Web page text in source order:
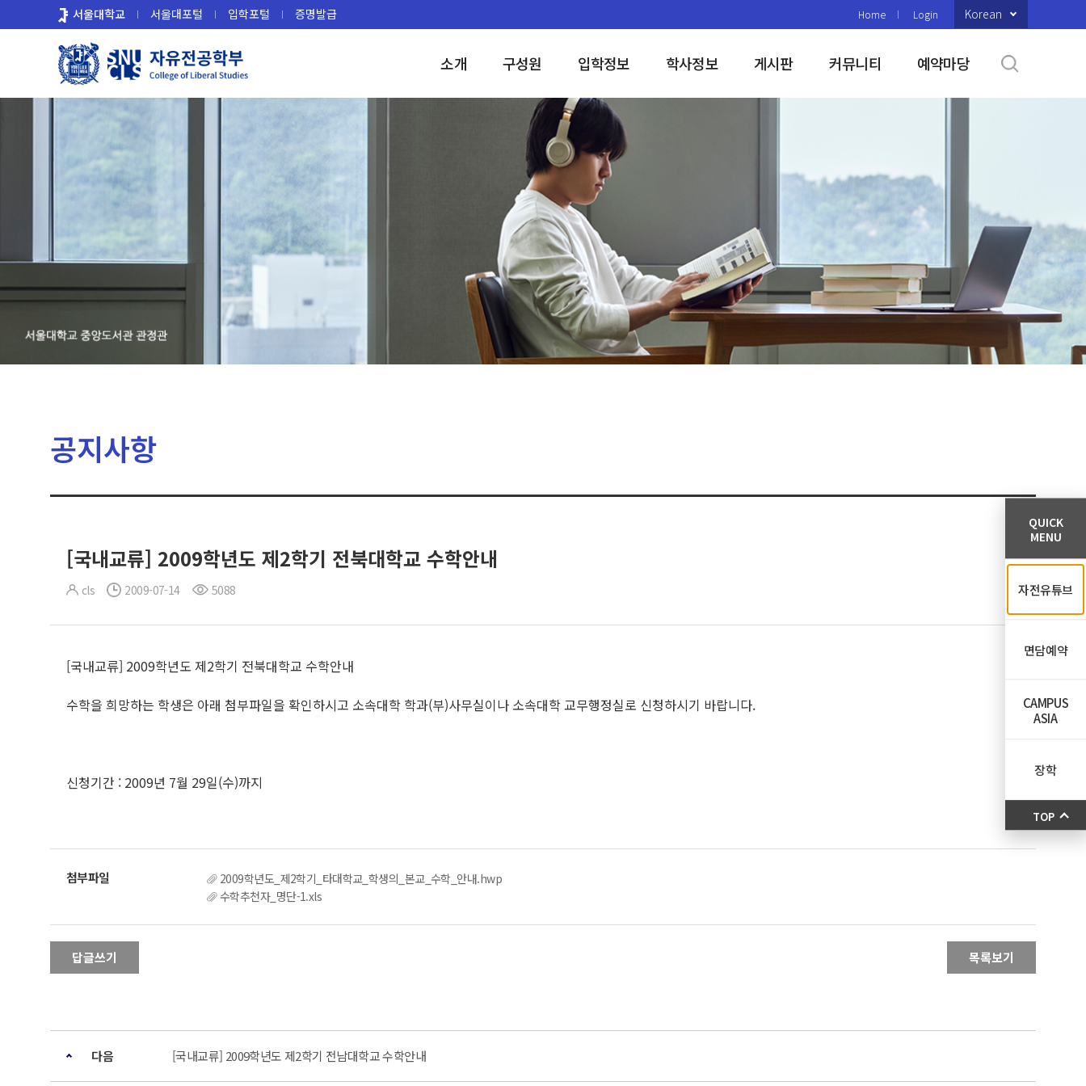
로
서울대학교 서울대포털 입학포털 증명발급 Home Login Korean
소개 구성원 입학정보 학사정보 게시판 커뮤니티 예약마당
공지사항
[국내교류] 2009학년도 제2학기 전북대학교 수학안내
cls 2009-07-14 5088
[국내교류] 2009학년도 제2학기 전북대학교 수학안내
수학을 희망하는 학생은 아래 첨부파일을 확인하시고 소속대학 학과(부)사무실이나 소속대학 교무행정실로 신청하시기 바랍니다.
신청기간 : 2009년 7월 29일(수)까지
2009학년도_제2학기_타대학교_학생의_본교_수학_안내.hwp
수학추천자_명단-1.xls
답글쓰기 목록보기
다음 [국내교류] 2009학년도 제2학기 전남대학교 수학안내
QUICK
MENU
자전유튜브
면담예약
CAMPUS
ASIA
장학
TOP